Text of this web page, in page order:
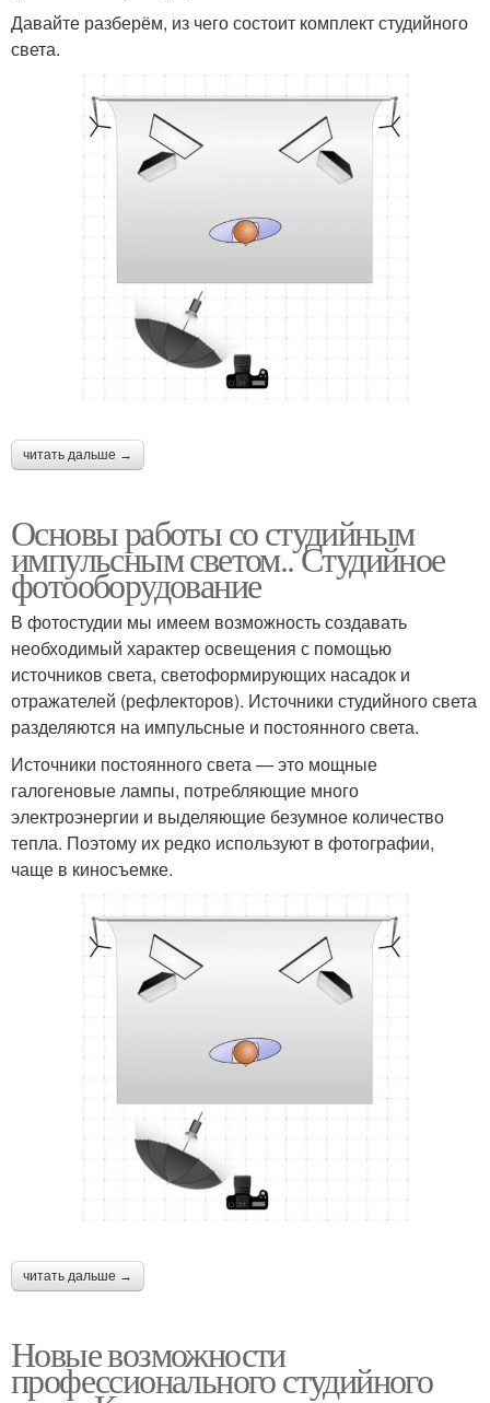
Давайте разберём, из чего состоит комплект студийного
света.
читать дальше →
Основы работы со студийным
импульсным светом.. Студийное
фотооборудование
В фотостудии мы имеем возможность создавать
необходимый характер освещения с помощью
источников света, светоформирующих насадок и
отражателей (рефлекторов). Источники студийного света
разделяются на импульсные и постоянного света.
Источники постоянного света — это мощные
галогеновые лампы, потребляющие много
электроэнергии и выделяющие безумное количество
тепла. Поэтому их редко используют в фотографии,
чаще в киносъемке.
читать дальше →
Новые возможности
профессионального студийного